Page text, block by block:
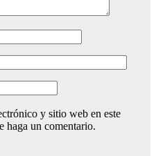
y sitio web en este
haga un comentario.